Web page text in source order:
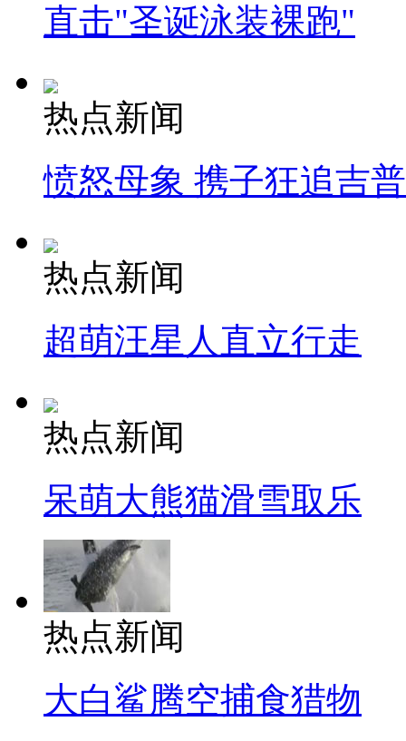
直击"圣诞泳装裸跑"
热点新闻
愤怒母象 携子狂追吉
热点新闻
超萌汪星人直立行走
热点新闻
呆萌大熊猫滑雪取乐
热点新闻
大白鲨腾空捕食猎物